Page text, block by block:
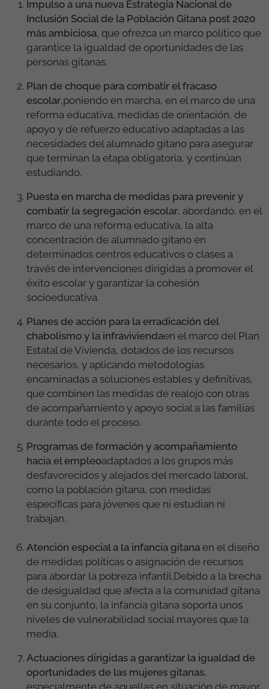
Impulso a una nueva Estrategia Nacional de
Inclusión Social de la Población Gitana post 2020
más ambiciosa, que ofrezca un marco político que
garantice la igualdad de oportunidades de las
personas gitanas.
Plan de choque para combatir el fracaso
escolar,poniendo en marcha, en el marco de una
reforma educativa, medidas de orientación, de
apoyo y de refuerzo educativo adaptadas a las
necesidades del alumnado gitano para asegurar
que terminan la etapa obligatoria, y continúan
estudiando.
Puesta en marcha de medidas para prevenir y
combatir la segregación escolar, abordando, en el
marco de una reforma educativa, la alta
concentración de alumnado gitano en
determinados centros educativos o clases a
través de intervenciones dirigidas a promover el
éxito escolar y garantizar la cohesión
socioeducativa.
Planes de acción para la erradicación del
chabolismo y la infraviviendaen el marco del Plan
Estatal de Vivienda, dotados de los recursos
necesarios, y aplicando metodologías
encaminadas a soluciones estables y definitivas,
que combinen las medidas de realojo con otras
de acompañamiento y apoyo social a las familias
durante todo el proceso.
Programas de formación y acompañamiento
hacia el empleoadaptados a los grupos más
desfavorecidos y alejados del mercado laboral,
como la población gitana, con medidas
específicas para jóvenes que ni estudian ni
trabajan.
Atención especial a la infancia gitana en el diseño
de medidas políticas o asignación de recursos
para abordar la pobreza infantil.Debido a la brecha
de desigualdad que afecta a la comunidad gitana
en su conjunto, la infancia gitana soporta unos
niveles de vulnerabilidad social mayores que la
media.
Actuaciones dirigidas a garantizar la igualdad de
oportunidades de las mujeres gitanas,